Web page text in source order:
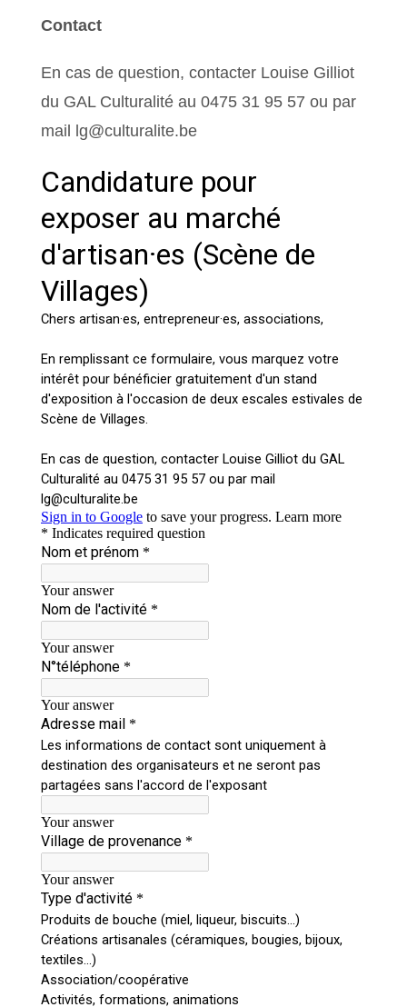
Contact
En cas de question, contacter Louise Gilliot
du GAL Culturalité au 0475 31 95 57 ou par
mail lg@culturalite.be